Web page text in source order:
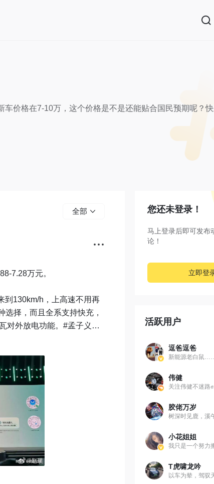
价格在7-10万，这个价格是不是还能贴合国民预期呢？快
全部
7.28万元。
到130km/h，上高速不用再
择，而且全系支持快充，
对外放电功能。#孟子义颜
您还未登录！
马上登录后即可发布
论！
立即登
活跃用户
逗爸逗爸
伟健
胶佬万岁
树深时见鹿，溪
小花姐姐
我只是一个努力
T虎啸龙吟
以车为辇，驾驭